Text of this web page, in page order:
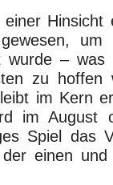
Hinsicht
wurde – was
zu hoffen
im Kern
im August
Spiel das
einen